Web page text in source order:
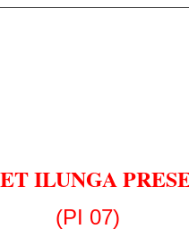
ILUNGA
(PI 07)